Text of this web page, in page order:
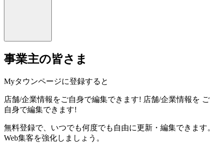
事業主の皆さま
Myタウンページに登録すると
店舗/企業情報をご自身で編集できます! 店舗/企業情報を ご
自身で編集できます!
無料登録で、いつでも何度でも自由に更新・編集できます。
Web集客を強化しましょう。